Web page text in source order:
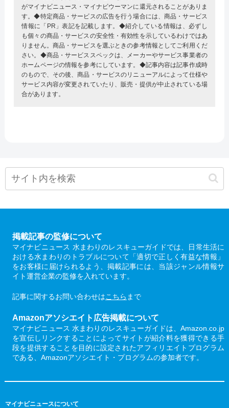
がマイナビニュース・マイナビウーマンに還元されることがありま
す。◆特定商品・サービスの広告を行う場合には、商品・サービス
情報に「PR」表記を記載します。◆紹介している情報は、必ずし
も個々の商品・サービスの安全性・有効性を示しているわけではあ
りません。商品・サービスを選ぶときの参考情報としてご利用くだ
さい。◆商品・サービススペックは、メーカーやサービス事業者の
ホームページの情報を参考にしています。◆記事内容は記事作成時
のもので、その後、商品・サービスのリニューアルによって仕様や
サービス内容が変更されていたり、販売・提供が中止されている場
合があります。
掲載記事の監修について
マイナビニュース 水まわりのレスキューガイドでは、日常生活に
おける水まわりのトラブルについて「適切で正しく有益な情報」
をお客様に届けられるよう、掲載記事には、当該ジャンル情報サ
イト運営企業の監修を入れています。
記事に関するお問い合わせはこちら まで
Amazonアソシエイト広告掲載について
マイナビニュース 水まわりのレスキューガイドは、Amazon.co.jp
を宣伝しリンクすることによってサイトが紹介料を獲得できる手
段を提供することを目的に設定されたアフィリエイトプログラム
である、Amazonアソシエイト・プログラムの参加者です。
マイナビニュースについて